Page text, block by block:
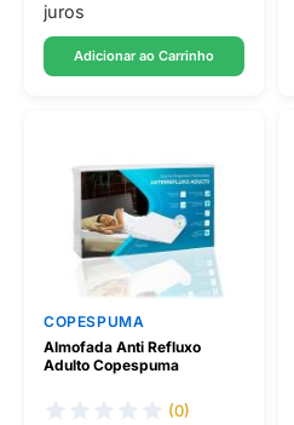
juros
Adicionar ao Carrinho
COPESPUMA
Almofada Anti Refluxo
Adulto Copespuma
(0)